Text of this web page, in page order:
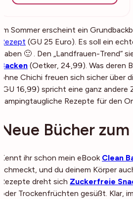
Im Sommer erscheint ein
Rezept (GU 25 Euro). Es soll ein
haben 🙂 . Den „Landfrauen-Trend“
Backen (Oetker, 24,99). Was deren
ohne Chichi freuen sich sicher über
(GU 16,99) spricht eine ganz
campingtaugliche Rezepte für den
Neue Bücher
Kennt ihr schon mein eBook Clean
schmeckt, und du deinem Körper
Rezepte dreht sich Zuckerfreie
oder Trockenfrüchten gesüßt. Klar,